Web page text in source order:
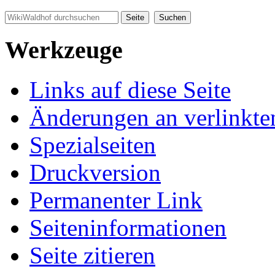
Werkzeuge
Links auf diese Seite
Änderungen an
Spezialseiten
Druckversion
Permanenter Link
Seiten­informationen
Seite zitieren